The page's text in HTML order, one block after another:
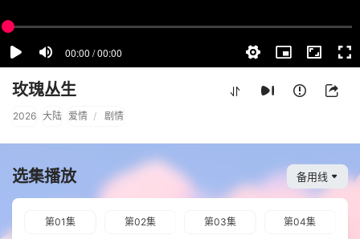
玫瑰丛生
2026 大陆 爱情 / 剧情
选集播放 备用线
第01集 第02集 第03集 第04集